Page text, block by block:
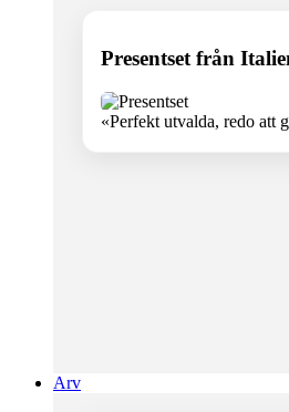
Presentset från
«Perfekt utvalda, redo att
Arv